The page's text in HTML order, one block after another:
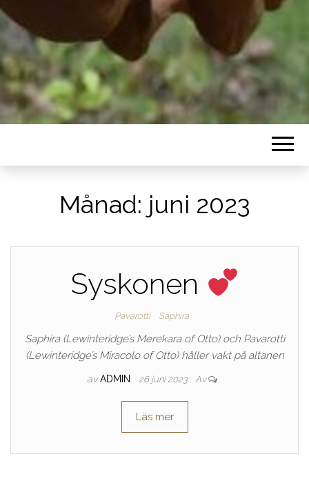
Månad: juni 2023
Syskonen
Pavarotti Saphira
Saphira (Lewinteridge’s Merekara of Otto) och Pavarotti
(Lewinteridge’s Miracolo of Otto) håller vakt på altanen
av ADMIN 26 juni 2023 Av
Läs mer